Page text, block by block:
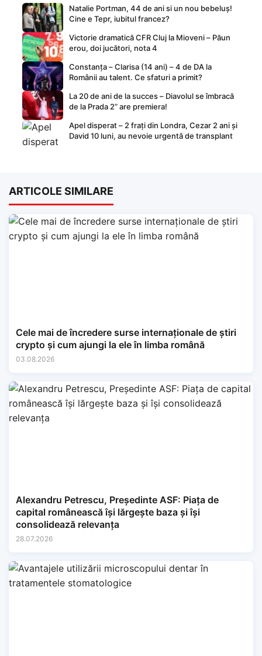
Natalie Portman, 44 de ani si un nou bebeluș!
Cine e Tepr, iubitul francez?
Victorie dramatică CFR Cluj la Mioveni – Păun
erou, doi jucători, nota 4
Constanța – Clarisa (14 ani) – 4 de DA la
Românii au talent. Ce sfaturi a primit?
La 20 de ani de la succes – Diavolul se îmbracă
de la Prada 2” are premiera!
Apel disperat – 2 frați din Londra, Cezar 2 ani și
David 10 luni, au nevoie urgentă de transplant
ARTICOLE SIMILARE
Cele mai de încredere surse internaționale de știri
crypto și cum ajungi la ele în limba română
03.08.2026
Alexandru Petrescu, Președinte ASF: Piața de
capital românească își lărgește baza și își
consolidează relevanța
28.07.2026